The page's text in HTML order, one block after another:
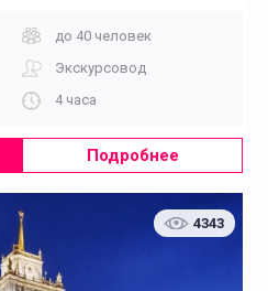
до 40 человек
Экскурсовод
4 часа
Подробнее
4343